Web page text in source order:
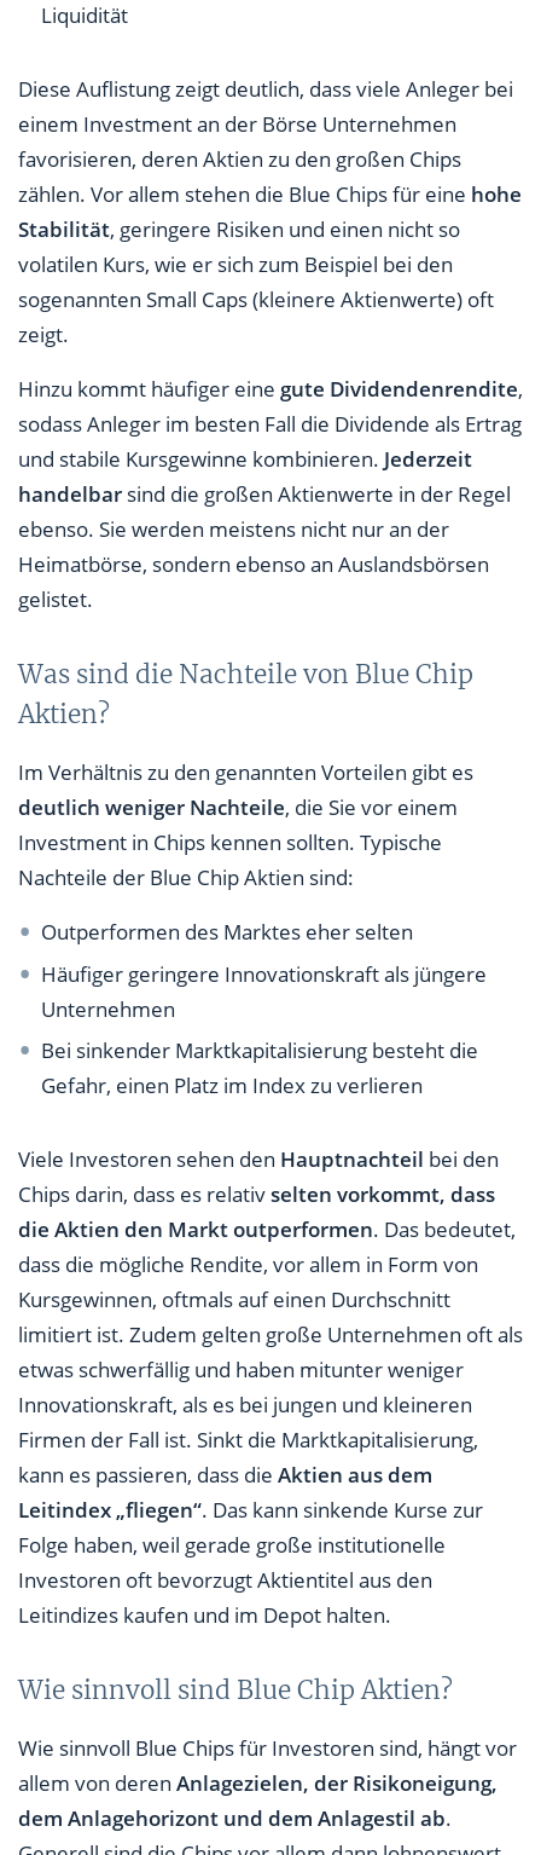
Liquidität
Diese Auflistung zeigt deutlich, dass viele Anleger bei
einem Investment an der Börse Unternehmen
favorisieren, deren Aktien zu den großen Chips
zählen. Vor allem stehen die Blue Chips für eine hohe
Stabilität, geringere Risiken und einen nicht so
volatilen Kurs, wie er sich zum Beispiel bei den
sogenannten Small Caps (kleinere Aktienwerte) oft
zeigt.
Hinzu kommt häufiger eine gute Dividendenrendite,
sodass Anleger im besten Fall die Dividende als Ertrag
und stabile Kursgewinne kombinieren. Jederzeit
handelbar sind die großen Aktienwerte in der Regel
ebenso. Sie werden meistens nicht nur an der
Heimatbörse, sondern ebenso an Auslandsbörsen
gelistet.
Was sind die Nachteile von Blue Chip
Aktien?
Im Verhältnis zu den genannten Vorteilen gibt es
deutlich weniger Nachteile, die Sie vor einem
Investment in Chips kennen sollten. Typische
Nachteile der Blue Chip Aktien sind:
Outperformen des Marktes eher selten
Häufiger geringere Innovationskraft als jüngere
Unternehmen
Bei sinkender Marktkapitalisierung besteht die
Gefahr, einen Platz im Index zu verlieren
Viele Investoren sehen den Hauptnachteil bei den
Chips darin, dass es relativselten vorkommt, dass
die Aktien den Markt outperformen. Das bedeutet,
dass die mögliche Rendite, vor allem in Form von
Kursgewinnen, oftmals auf einen Durchschnitt
limitiert ist. Zudem gelten große Unternehmen oft als
etwas schwerfällig und haben mitunter weniger
Innovationskraft, als es bei jungen und kleineren
Firmen der Fall ist. Sinkt die Marktkapitalisierung,
kann es passieren, dass die Aktien aus dem
Leitindex „fliegen“. Das kann sinkende Kurse zur
Folge haben, weil gerade große institutionelle
Investoren oft bevorzugt Aktientitel aus den
Leitindizes kaufen und im Depot halten.
Wie sinnvoll sind Blue Chip Aktien?
Wie sinnvoll Blue Chips für Investoren sind, hängt vor
allem von deren Anlagezielen, der Risikoneigung,
dem Anlagehorizont und dem Anlagestil ab.